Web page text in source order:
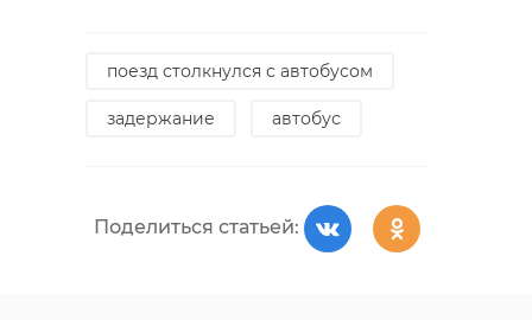
поезд столкнулся с автобусом
задержание автобус
Поделиться статьей: